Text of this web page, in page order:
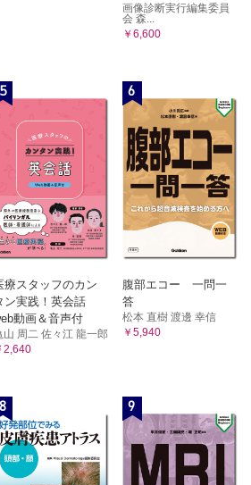
正典，岩間祐基，林 克洋
義直，神島 保，林 克洋
善行・山元英崇，三宅基隆，林 克洋
善行・山元英崇，三宅基隆，林 克洋
田善行・山元英崇，三宅基隆，林 克
井 亨，長田周治，木村浩明
葉系腫瘍 小田義直，鈴木智大・江原
細胞腫瘍（PEComa） 山下享子，林
，岩間祐基，三輪真嗣
正典，岩間祐基，三輪真嗣
骨肉腫 久岡正典，三宅基隆，三輪真嗣
正典，鈴木智大・江原 茂，三輪真嗣
成紡錘形細胞腫瘍 加藤雅大，神島
画像診断実行編集委員
会 森...
￥6,600
5
療スタッフのカン
ン実践！英会話
動画＆音声付
山 周二 佐々江 龍一郎
2,640
6
腹部エコー 一問一
答
松本 直樹 渡邊 幸信
￥5,940
8 9